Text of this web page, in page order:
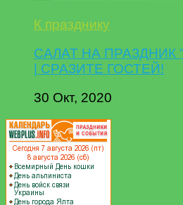
К празднику
САЛАТ НА ПРАЗДНИК
| СРАЗИТЕ ГОСТЕЙ!
30 Окт, 2020